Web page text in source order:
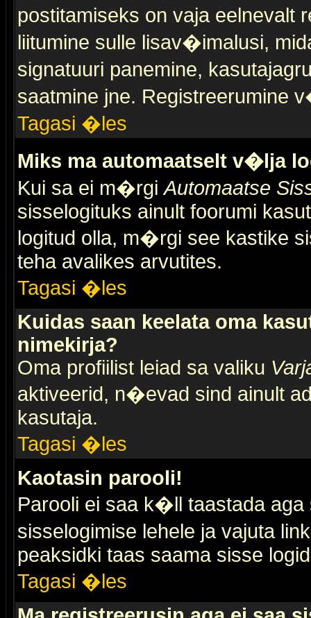
postitamiseks on vaja eelnevalt
liitumine sulle lisav�imalusi,
signatuuri panemine,
saatmine jne. Registreerumine
Tagasi �les
Miks ma automaatselt v�lja
Kui sa ei m�rgiAutomaatse
sisselogituks ainult foorumi
logitud olla, m�rgi see kastike
teha avalikes arvutites.
Tagasi �les
Kuidas saan keelata oma
nimekirja?
Oma profiilist leiad sa valiku
aktiveerid, n�evad sind ainult
kasutaja.
Tagasi �les
Kaotasin parooli!
Parooli ei saa k�ll taastada aga
sisselogimise lehele ja vajuta
peaksidki taas saama sisse
Tagasi �les